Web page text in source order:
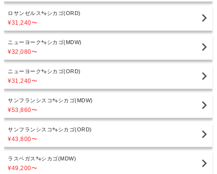
ロサンゼルス シカゴ(ORD)
¥31,240〜
ニューヨーク シカゴ(MDW)
¥32,080〜
ニューヨーク シカゴ(ORD)
¥31,240〜
サンフランシスコ シカゴ(MDW)
¥53,860〜
サンフランシスコ シカゴ(ORD)
¥43,800〜
ラスベガス シカゴ(MDW)
¥49,200〜